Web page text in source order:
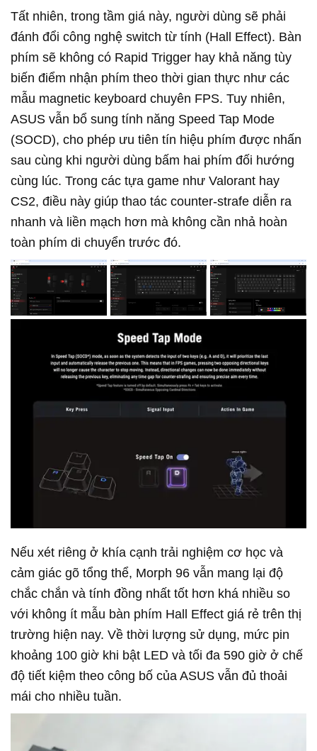
Tất nhiên, trong tầm giá này, người dùng sẽ phải
đánh đổi công nghệ switch từ tính (Hall Effect). Bàn
phím sẽ không có Rapid Trigger hay khả năng tùy
biến điểm nhận phím theo thời gian thực như các
mẫu magnetic keyboard chuyên FPS. Tuy nhiên,
ASUS vẫn bổ sung tính năng Speed Tap Mode
(SOCD), cho phép ưu tiên tín hiệu phím được nhấn
sau cùng khi người dùng bấm hai phím đối hướng
cùng lúc. Trong các tựa game như Valorant hay
CS2, điều này giúp thao tác counter-strafe diễn ra
nhanh và liền mạch hơn mà không cần nhả hoàn
toàn phím di chuyển trước đó.
Nếu xét riêng ở khía cạnh trải nghiệm cơ học và
cảm giác gõ tổng thể, Morph 96 vẫn mang lại độ
chắc chắn và tính đồng nhất tốt hơn khá nhiều so
với không ít mẫu bàn phím Hall Effect giá rẻ trên thị
trường hiện nay. Về thời lượng sử dụng, mức pin
khoảng 100 giờ khi bật LED và tối đa 590 giờ ở chế
độ tiết kiệm theo công bố của ASUS vẫn đủ thoải
mái cho nhiều tuần.